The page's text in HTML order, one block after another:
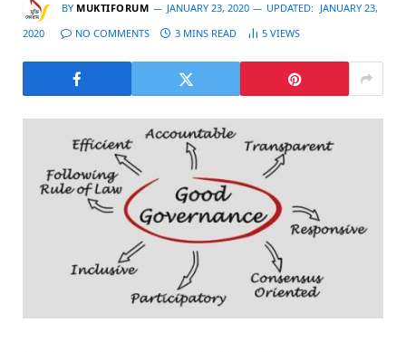
BY MUKTIFORUM JANUARY 23, 2020 UPDATED: JANUARY 23,
2020
NO COMMENTS 3 MINS READ 5 VIEWS